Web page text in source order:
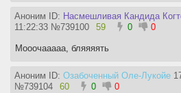
Аноним ID: Насмешливая Кандида
11:22:33 №739100 59 0 0
Мооочааааа, бляяяять
Аноним ID: Озабоченный Оле-Лукойе
№739104 60 0 0